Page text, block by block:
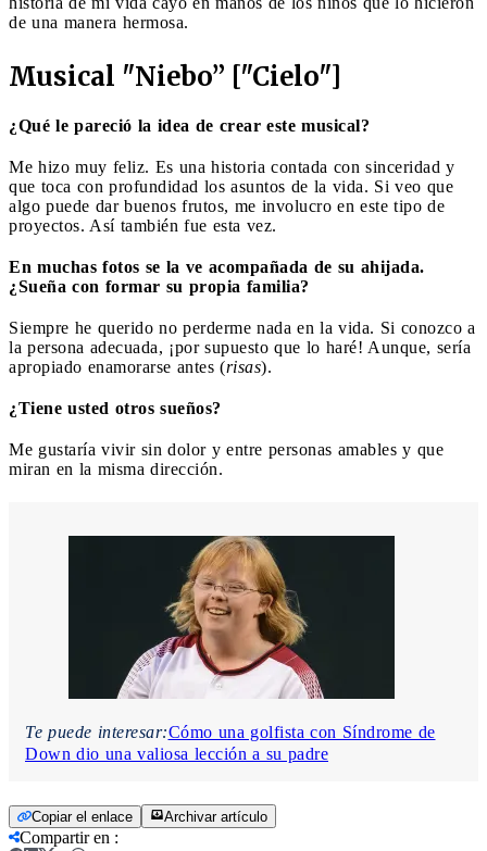
de una manera hermosa.
Musical "Niebo” ["Cielo"]
¿Qué le pareció la idea de crear este musical?
Me hizo muy feliz. Es una historia contada con sinceridad y
que toca con profundidad los asuntos de la vida. Si veo que
algo puede dar buenos frutos, me involucro en este tipo de
proyectos. Así también fue esta vez.
En muchas fotos se la ve acompañada de su ahijada.
¿Sueña con formar su propia familia?
Siempre he querido no perderme nada en la vida. Si conozco a
la persona adecuada, ¡por supuesto que lo haré! Aunque, sería
apropiado enamorarse antes (risas).
¿Tiene usted otros sueños?
Me gustaría vivir sin dolor y entre personas amables y que
miran en la misma dirección.
Te puede interesar:Cómo una golfista con Síndrome de
Down dio una valiosa lección a su padre
Copiar el enlace Archivar artículo
Compartir en :